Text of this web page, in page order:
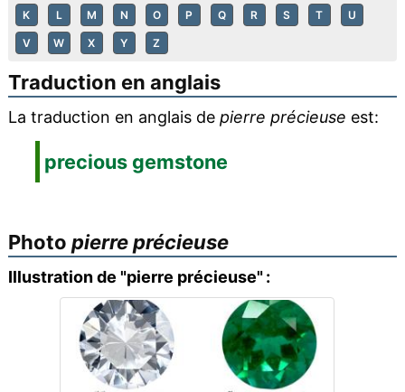
K L M N O P Q R S T U
V W X Y Z
Traduction en anglais
La traduction en anglais de pierre précieuse est:
precious gemstone
Photo pierre précieuse
Illustration de "pierre précieuse" :